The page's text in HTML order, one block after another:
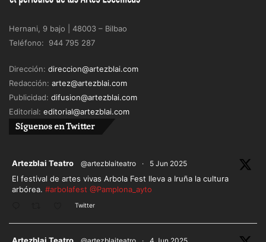
Hernani, 9 bajo | 48003 – Bilbao
Teléfono: 944 795 287
Dirección: direccion@artezblai.com
Redacción: artez@artezblai.com
Publicidad: difusion@artezblai.com
Editorial: editorial@artezblai.com
Síguenos en Twitter
Artezblai Teatro @artezblaiteatro · 5 Jun 2025
El festival de artes vivas Arbola Fest lleva a Iruña la cultura
arbórea. #arbolafest @Pamplona_ayto
Twitter